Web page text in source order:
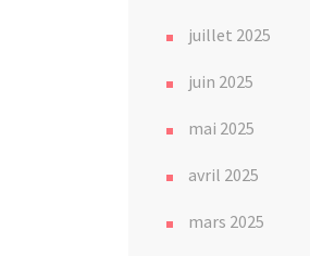
juillet 2025
juin 2025
mai 2025
avril 2025
mars 2025